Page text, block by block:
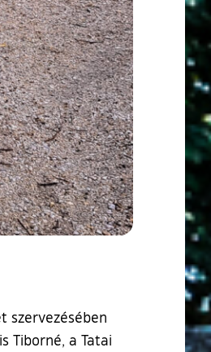
szervezésében
Tiborné, a Tatai